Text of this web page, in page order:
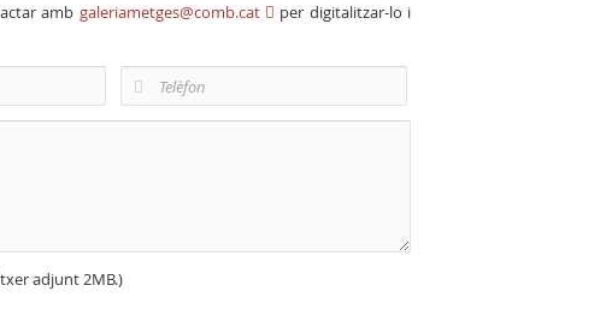
amb galeriametges@comb.cat
per digitalitzar-lo i
adjunt 2MB.)